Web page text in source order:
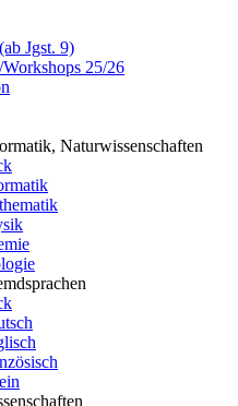
Jgst. 9)
25/26
Naturwissenschaften